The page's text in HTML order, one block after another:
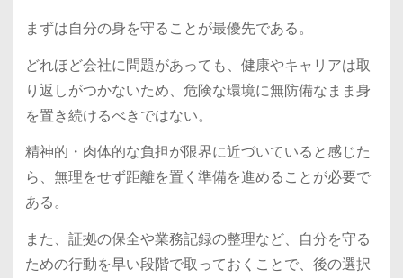
まずは自分の身を守ることが最優先である。
どれほど会社に問題があっても、健康やキャリアは取
り返しがつかないため、危険な環境に無防備なまま身
を置き続けるべきではない。
精神的・肉体的な負担が限界に近づいていると感じた
ら、無理をせず距離を置く準備を進めることが必要で
ある。
また、証拠の保全や業務記録の整理など、自分を守る
ための行動を早い段階で取っておくことで、後の選択